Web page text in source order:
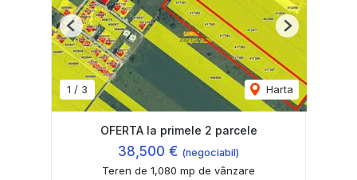
1 / 3 Harta
Previous Next
OFERTA la primele 2 parcele
38,500 € (negociabil)
Teren de 1,080 mp de vânzare